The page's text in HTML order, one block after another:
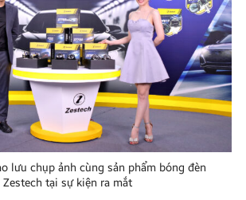
lưu chụp ảnh cùng sản phẩm bóng đèn
Zestech tại sự kiện ra mắt